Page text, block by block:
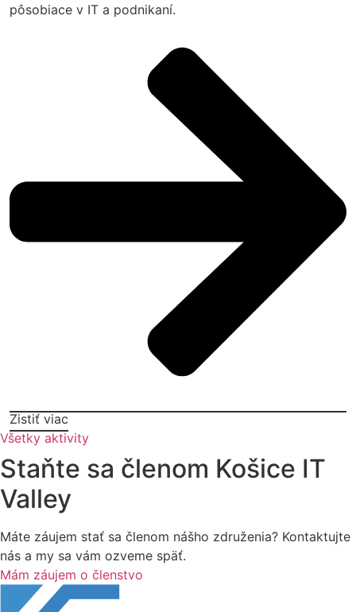
pôsobiace v IT a podnikaní.
Zistiť viac
Všetky aktivity
Staňte sa členom Košice IT
Valley
Máte záujem stať sa členom nášho združenia? Kontaktujte
nás a my sa vám ozveme späť.
Mám záujem o členstvo